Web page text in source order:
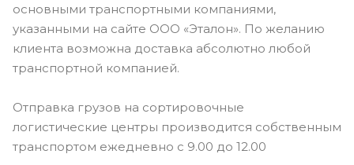
основными транспортными компаниями,
указанными на сайте ООО «Эталон». По желанию
клиента возможна доставка абсолютно любой
транспортной компанией.
Отправка грузов на сортировочные
логистические центры производится собственным
транспортом ежедневно с 9.00 до 12.00